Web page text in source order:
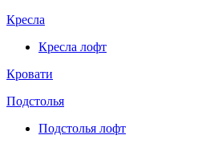
Кресла
Кресла лофт
Кровати
Подстолья
Подстолья лофт